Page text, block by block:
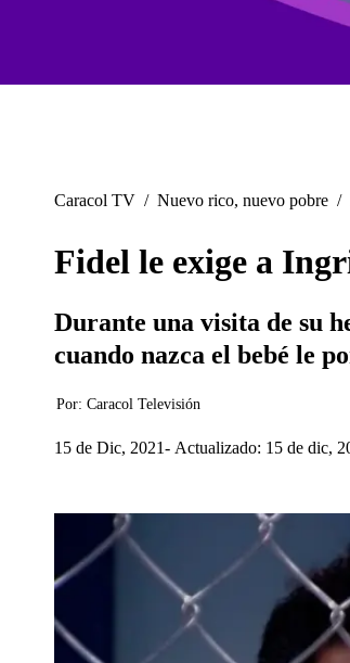
Caracol TV / Nuevo rico, nuevo pobre /
Fidel le exige a
Durante una visita de su
cuando nazca el bebé le
Por: Caracol Televisión
15 de Dic, 2021 Actualizado: 15 de dic,